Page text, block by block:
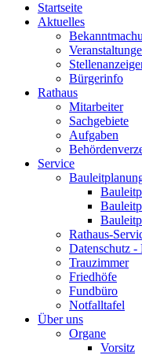
Startseite
Aktuelles
Bürgerinfo
Rathaus
Mitarbeiter
Sachgebiete
Aufgaben
Service
Rathaus-
Datenschutz -
Trauzimmer
Friedhöfe
Fundbüro
Notfalltafel
Über uns
Organe
Vorsitz